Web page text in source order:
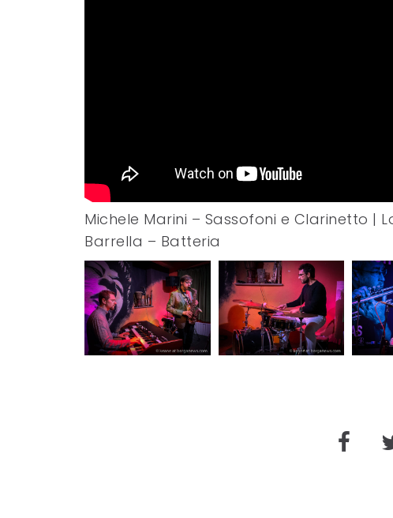
Michele Marini – Sassofoni e Clarinetto |
Barrella – Batteria